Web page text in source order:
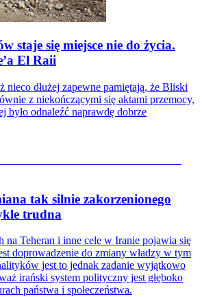
staje się miejsce nie do życia.
El Raii
nieco dłużej zapewne pamiętają, że Bliski
z niekończącymi się aktami przemocy,
było odnaleźć naprawdę dobrze
tak silnie zakorzenionego
trudna
na Teheran i inne cele w Iranie pojawia się
doprowadzenie do zmiany władzy w tym
jest to jednak zadanie wyjątkowo
irański system polityczny jest głęboko
państwa i społeczeństwa.